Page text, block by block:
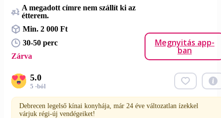
A megadott címre nem szállít ki az
étterem.
Min. 2 000 Ft
30-50 perc
Zárva
Megnyitás app-
ban
5.0
5 -ból
Debrecen legelső kínai konyhája, már 24 éve változatlan ízekkel
várjuk régi-új vendégeiket!